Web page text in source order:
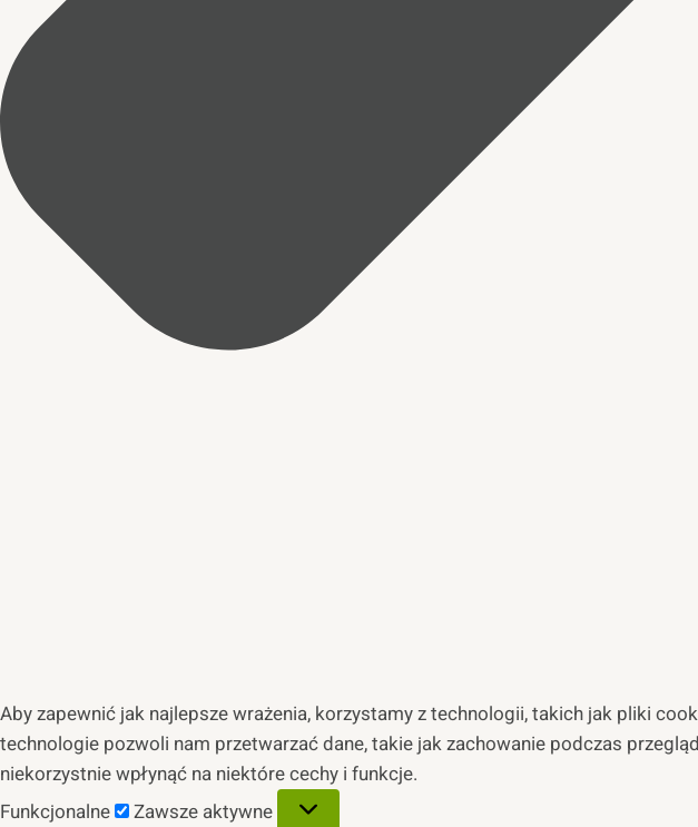
Aby zapewnić jak najlepsze wrażenia, korzystamy z technologii, takich jak pliki
technologie pozwoli nam przetwarzać dane, takie jak zachowanie podczas
niekorzystnie wpłynąć na niektóre cechy i funkcje.
Funkcjonalne
Funkcjonalne
Zawsze aktywne